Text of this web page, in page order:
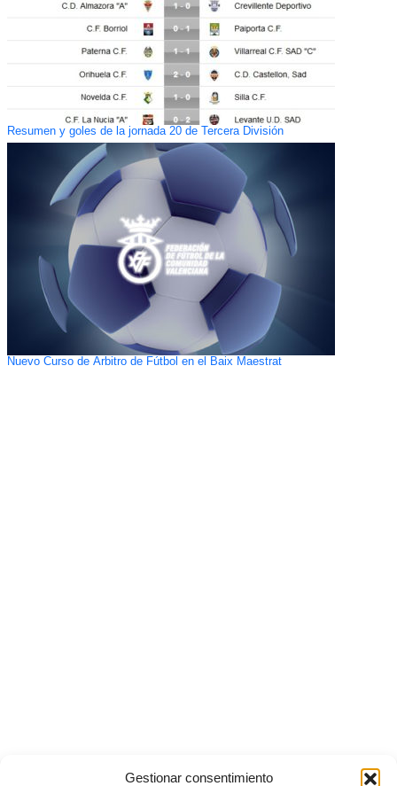
Gestionar consentimiento
Resumen y goles de la jornada 20 de Tercera División
Nuevo Curso de Árbitro de Fútbol en el Baix Maestrat